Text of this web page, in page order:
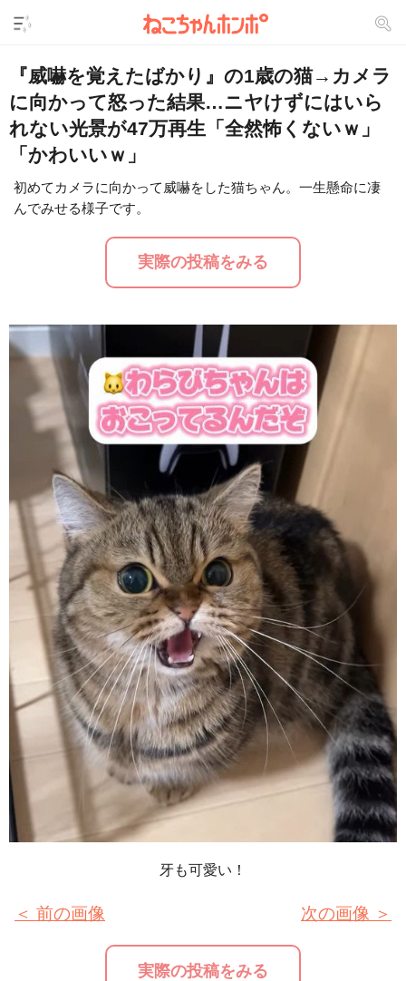
『威嚇を覚えたばかり』の1歳の猫→カメラ
に向かって怒った結果…ニヤけずにはいら
れない光景が47万再生「全然怖くないｗ」
「かわいいｗ」
U
/
L
a
:
.
4
初めてカメラに向かって威嚇をした猫ちゃん。一生懸命に凄
んでみせる様子です。
実際の投稿をみる
牙も可愛い！
＜ 前の画像
実際の投稿をみる
次の画像 ＞